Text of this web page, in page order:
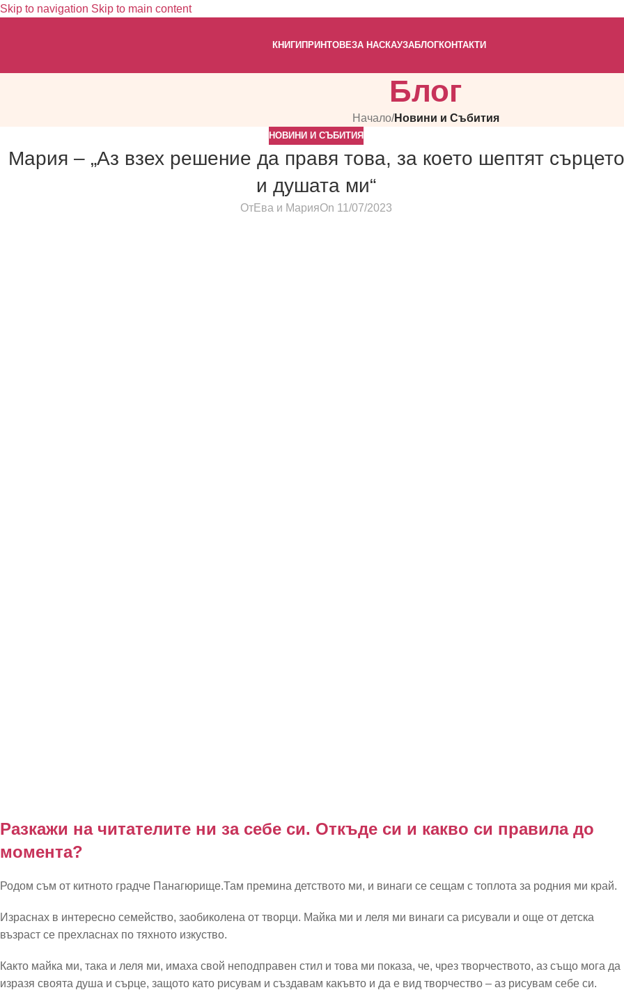
Skip to navigation Skip to main content
КНИГИ ПРИНТОВЕЗА НАСКАУЗАБЛОГКОНТАКТИ
Блог
Начало/Новини и Събития
НОВИНИ И СЪБИТИЯ
Мария – „Аз взех решение да правя това, за което шептят сърцето
и душата ми“
ОтЕва и МарияOn 11/07/2023
Разкажи на читателите ни за себе си. Откъде си и какво си правила до
момента?
Родом съм от китното градче Панагюрище.Там премина детството ми, и винаги се сещам с топлота за родния ми край.
Израснах в интересно семейство, заобиколена от творци. Майка ми и леля ми винаги са рисували и още от детска
възраст се прехласнах по тяхното изкуство.
Както майка ми, така и леля ми, имаха свой неподправен стил и това ми показа, че, чрез творчеството, аз също мога да
изразя своята душа и сърце, защото като рисувам и създавам какъвто и да е вид творчество – аз рисувам себе си.